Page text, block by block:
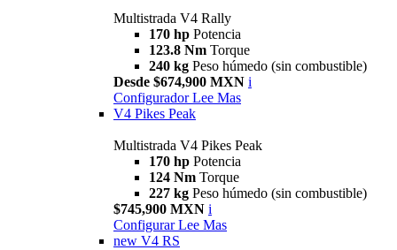
Multistrada V4 Rally
170 hp Potencia
123.8 Nm Torque
240 kg Peso húmedo (sin combustible)
Desde $674,900 MXN i
Configurador Lee Mas
V4 Pikes Peak
Multistrada V4 Pikes Peak
170 hp Potencia
124 Nm Torque
227 kg Peso húmedo (sin combustible)
$745,900 MXN i
Configurar Lee Mas
new V4 RS